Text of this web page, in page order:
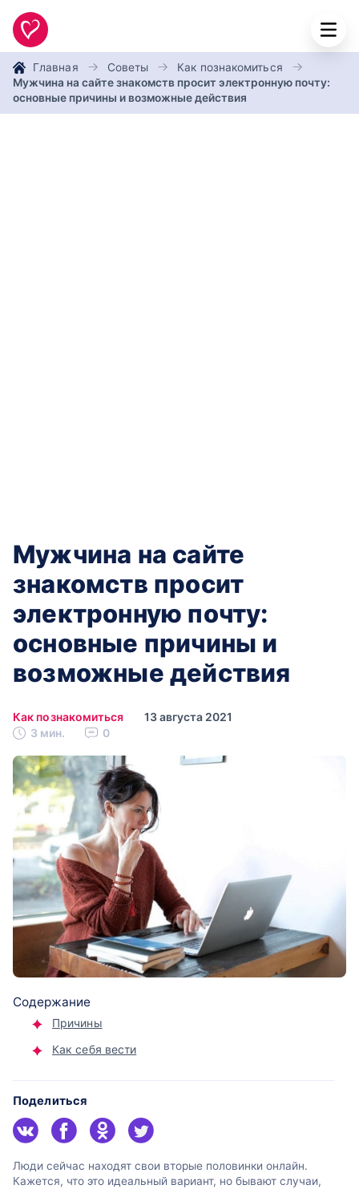
Главная Советы
Как познакомиться
Мужчина на сайте знакомств просит электронную почту:
основные причины и возможные действия
Мужчина на сайте
знакомств просит
электронную почту:
основные причины и
возможные действия
Как познакомиться
13 августа 2021
3 мин.
0
Содержание
Причины
Как себя вести
Поделиться
Люди сейчас находят свои вторые половинки онлайн.
Кажется, что это идеальный вариант, но бывают случаи,